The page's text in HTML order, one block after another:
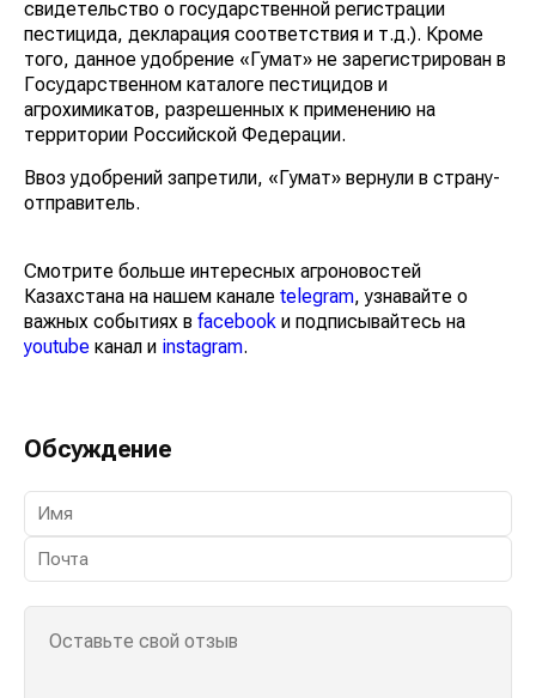
свидетельство о государственной регистрации
пестицида, декларация соответствия и т.д.). Кроме
того, данное удобрение «Гумат» не зарегистрирован в
Государственном каталоге пестицидов и
агрохимикатов, разрешенных к применению на
территории Российской Федерации.
Ввоз удобрений запретили, «Гумат» вернули в страну-
отправитель.
Смотрите больше интересных агроновостей
Казахстана на нашем канале telegram, узнавайте о
важных событиях в facebook и подписывайтесь на
youtube канал и instagram.
Обсуждение